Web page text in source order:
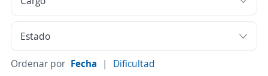
Ordenar por Fecha |
Dificultad